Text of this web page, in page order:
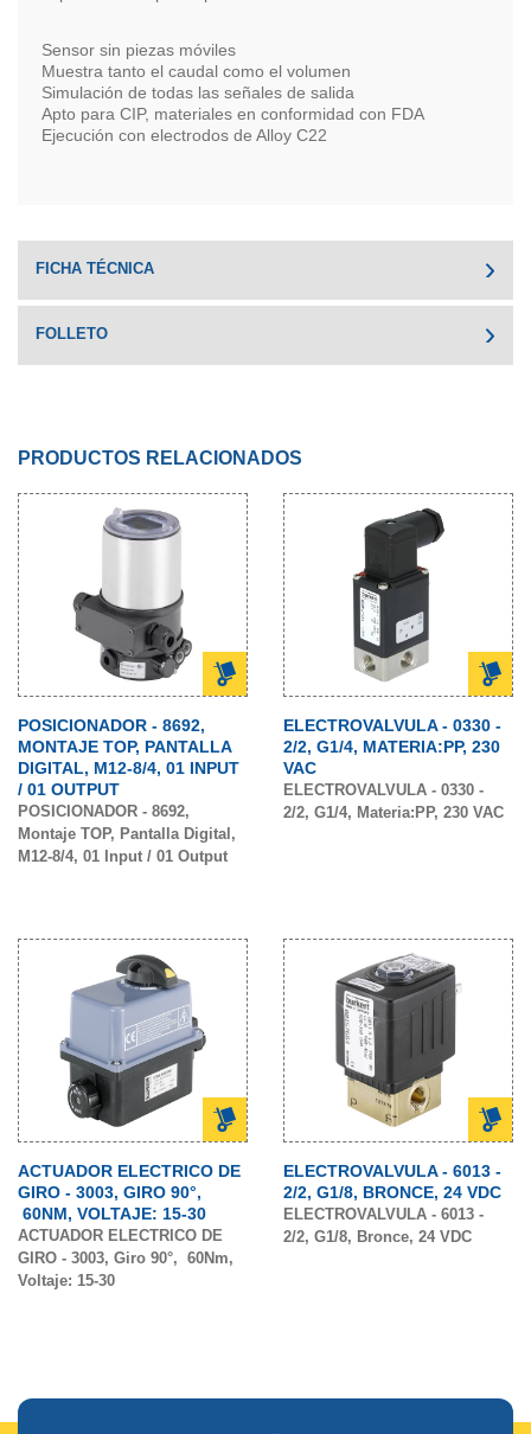
Sensor sin piezas móviles
Muestra tanto el caudal como el volumen
Simulación de todas las señales de salida
Apto para CIP, materiales en conformidad con FDA
Ejecución con electrodos de Alloy C22
FICHA TÉCNICA
FOLLETO
PRODUCTOS RELACIONADOS
POSICIONADOR - 8692,
MONTAJE TOP, PANTALLA
DIGITAL, M12-8/4, 01 INPUT
/ 01 OUTPUT
POSICIONADOR - 8692,
Montaje TOP, Pantalla Digital,
M12-8/4, 01 Input / 01 Output
ELECTROVALVULA - 0330 -
2/2, G1/4, MATERIA:PP, 230
VAC
ELECTROVALVULA - 0330 -
2/2, G1/4, Materia:PP, 230 VAC
ACTUADOR ELECTRICO DE
GIRO - 3003, GIRO 90°,
60NM, VOLTAJE: 15-30
ACTUADOR ELECTRICO DE
GIRO - 3003, Giro 90°, 60Nm,
Voltaje: 15-30
ELECTROVALVULA - 6013 -
2/2, G1/8, BRONCE, 24 VDC
ELECTROVALVULA - 6013 -
2/2, G1/8, Bronce, 24 VDC